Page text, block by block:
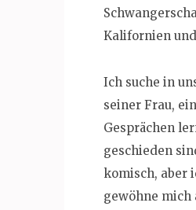
Kalifornien
Ich suche in
seiner Frau,
Gesprächen
geschieden
komisch, aber
gewöhne mich